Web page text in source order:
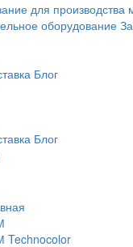
для производства
оборудование
Блог
Блог
Technocolor